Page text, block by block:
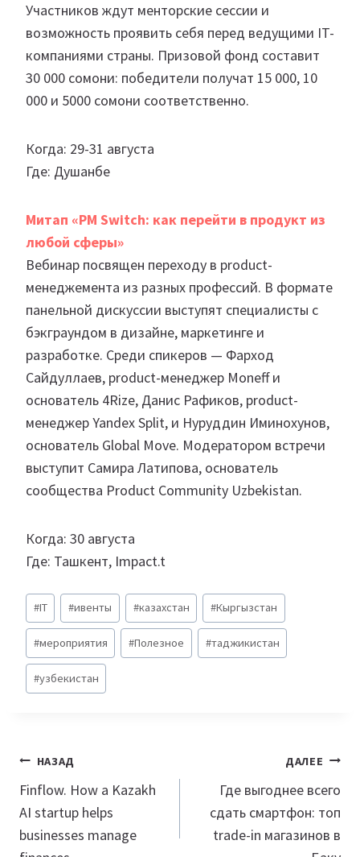
Участников ждут менторские сессии и
возможность проявить себя перед ведущими IT-
компаниями страны. Призовой фонд составит
30 000 сомони: победители получат 15 000, 10
000 и 5000 сомони соответственно.
Когда: 29-31 августа
Где: Душанбе
Митап «PM Switch: как перейти в продукт из
любой сферы»
Вебинар посвящен переходу в product-
менеджемента из разных профессий. В формате
панельной дискуссии выступят специалисты с
бэкграундом в дизайне, маркетинге и
разработке. Среди спикеров — Фарход
Сайдуллаев, product-менеджер Moneff и
основатель 4Rize, Данис Рафиков, product-
менеджер Yandex Split, и Нуруддин Иминохунов,
основатель Global Move. Модератором встречи
выступит Самира Латипова, основатель
сообщества Product Community Uzbekistan.
Когда: 30 августа
Где: Ташкент, Impact.t
Метки
записи:
#IT #ивенты #казахстан #Кыргызстан
#мероприятия #Полезное #таджикистан
#узбекистан
Навигация
по
записям
НАЗАД
Finflow. How a Kazakh
AI startup helps
businesses manage
ДАЛЕЕ
Где выгоднее всего
сдать смартфон: топ
trade-in магазинов в